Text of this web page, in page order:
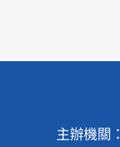
主辦機關：